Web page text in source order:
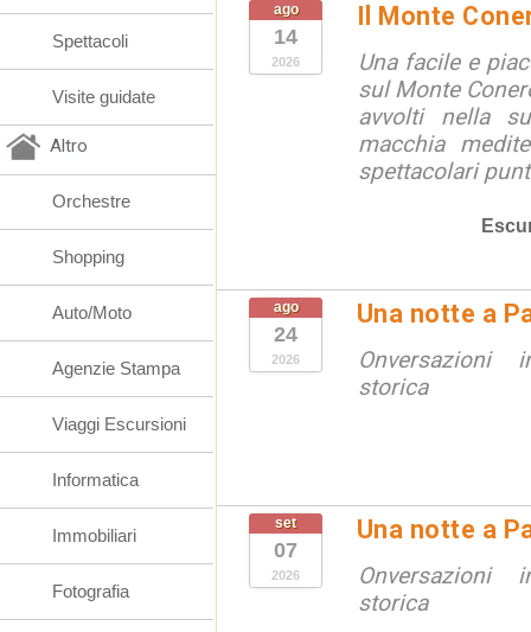
ago
14
2026
Il Monte
Una facile e
sul Monte
avvolti nella
macchia
spettacolari
ago
24
2026
Una notte a
Onversazioni
storica
set
07
2026
Una notte a
Onversazioni
storica
Spettacoli
Visite guidate
Altro
Orchestre
Shopping
Auto/Moto
Agenzie Stampa
Viaggi Escursioni
Informatica
Immobiliari
Fotografia